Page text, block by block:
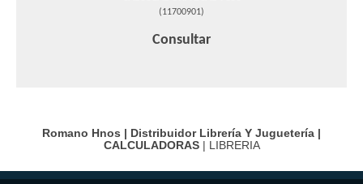
(11700901)
Consultar
Romano Hnos | Distribuidor Librería Y Juguetería |
CALCULADORAS| LIBRERIA